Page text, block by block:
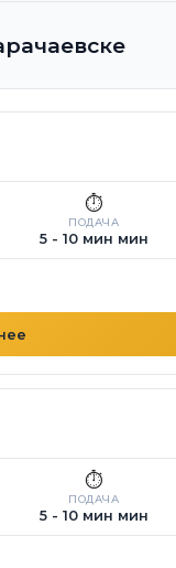
⏱️
ПОДАЧА
5 - 10 мин мин
⏱️
ПОДАЧА
5 - 10 мин мин